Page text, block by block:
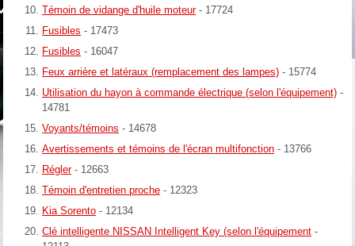
Témoin de vidange d'huile moteur- 17724
Fusibles - 17473
Fusibles - 16047
Feux arrière et latéraux (remplacement des lampes) - 15774
Utilisation du hayon à commande électrique (selon l'équipement) -
14781
Voyants/témoins - 14678
Avertissements et témoins de l'écran multifonction - 13766
Régler- 12663
Témoin d'entretien proche - 12323
Kia Sorento - 12134
Clé intelligente NISSAN Intelligent Key (selon l'équipement -